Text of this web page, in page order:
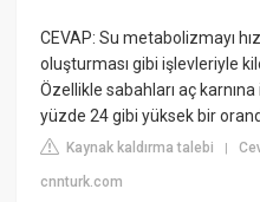
CEVAP: Su metabolizmayı
oluşturması gibi işlevleriyle
Özellikle sabahları aç
yüzde 24 gibi yüksek bir
Kaynak kaldırma talebi |
cnnturk.com